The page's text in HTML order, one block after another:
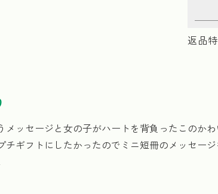
返品
メッセージと女の子がハートを背負ったこのか
チギフトにしたかったのでミニ短冊のメッセー